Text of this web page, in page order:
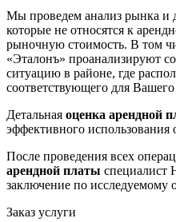
Мы проведем анализ рынка и
которые не относятся к
рыночную стоимость. В том
«Эталонъ» проанализируют
ситуацию в районе, где
соответствующего для
Детальная оценка арендной
эффективного использования
После проведения всех
арендной платы специалист
заключение по исследуемому
Заказ услуги